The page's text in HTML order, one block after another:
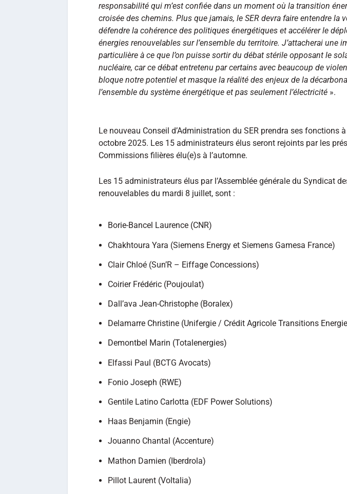
responsabilité qui m’est confiée dans un moment où la transition
croisée des chemins. Plus que jamais, le SER devra faire entendre la
défendre la cohérence des politiques énergétiques et accélérer le
énergies renouvelables sur l’ensemble du territoire. J’attacherai une
particulière à ce que l’on puisse sortir du débat stérile opposant le
nucléaire, car ce débat entretenu par certains avec beaucoup de
bloque notre potentiel et masque la réalité des enjeux de la
l’ensemble du système énergétique et pas seulement l’électricité ».
Le nouveau Conseil d’Administration du SER prendra ses fonctions
octobre 2025. Les 15 administrateurs élus seront rejoints par les
Commissions filières élu(e)s à l’automne.
Les 15 administrateurs élus par l’Assemblée générale du Syndicat
renouvelables du mardi 8 juillet, sont :
Borie-Bancel Laurence (CNR)
Chakhtoura Yara (Siemens Energy et Siemens Gamesa France)
Clair Chloé (Sun’R – Eiffage Concessions)
Coirier Frédéric (Poujoulat)
Dall’ava Jean-Christophe (Boralex)
Delamarre Christine (Unifergie / Crédit Agricole Transitions
Demontbel Marin (Totalenergies)
Elfassi Paul (BCTG Avocats)
Fonio Joseph (RWE)
Gentile Latino Carlotta (EDF Power Solutions)
Haas Benjamin (Engie)
Jouanno Chantal (Accenture)
Mathon Damien (Iberdrola)
Pillot Laurent (Voltalia)